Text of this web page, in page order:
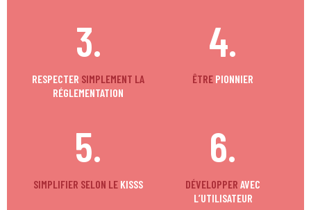
3.
RESPECTER SIMPLEMENT LA
RÉGLEMENTATION
4.
ÊTRE PIONNIER
5.
SIMPLIFIER SELON LE KISSS
6.
DÉVELOPPER AVEC
L’UTILISATEUR